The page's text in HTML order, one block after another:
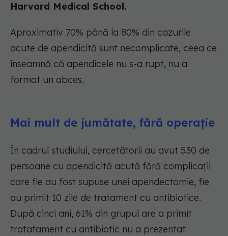
Harvard Medical School.
Aproximativ 70% până la 80% din cazurile
acute de apendicită sunt necomplicate, ceea ce
înseamnă că apendicele nu s-a rupt, nu a
format un abces.
Mai mult de jumătate, fără operație
În cadrul studiului, cercetătorii au avut 530 de
persoane cu apendicită acută fără complicații
care fie au fost supuse unei apendectomie, fie
au primit 10 zile de tratament cu antibiotice.
După cinci ani, 61% din grupul are a primit
tratatament cu antibiotic nu a prezentat